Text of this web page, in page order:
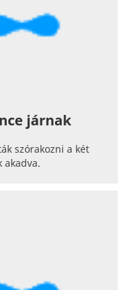
járnak
szórakozni a két
akadva.